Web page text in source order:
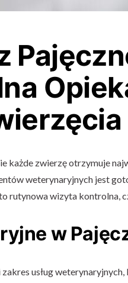
każde zwierzę otrzymuje
weterynaryjnych jest
rutynowa wizyta kontrolna,
w
usług